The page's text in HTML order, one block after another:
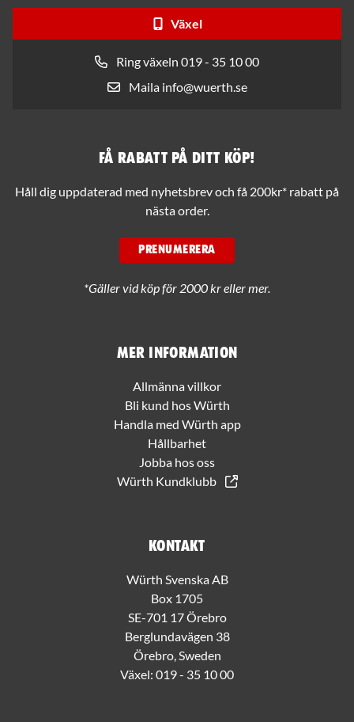
Växel
Ring växeln 019 - 35 10 00
Maila info@wuerth.se
Mer information
Allmänna villkor
Bli kund hos Würth
Handla med Würth app
Hållbarhet
Jobba hos oss
Würth Kundklubb
Kontakt
Würth Svenska AB
Box 1705
SE-701 17 Örebro
Berglundavägen 38
Örebro, Sweden
Växel: 019 - 35 10 00
Få rabatt på ditt köp!
Håll dig uppdaterad med nyhetsbrev och få 200kr* rabatt på
nästa order.
PRENUMERERA
*Gäller vid köp för 2000 kr eller mer.